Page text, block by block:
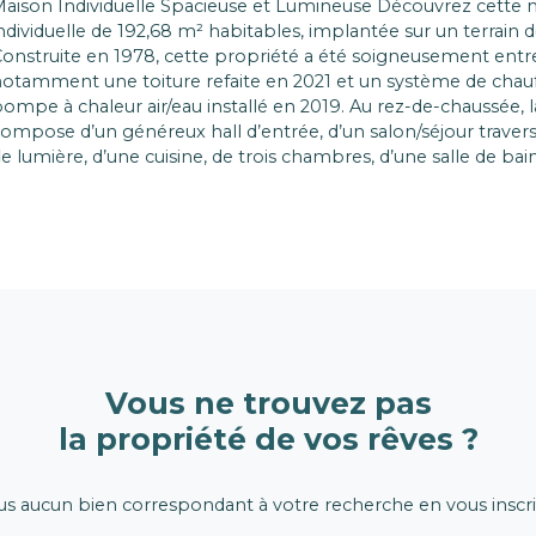
Individuelle Spacieuse et Lumineuse Découvrez cette
de 192,68 m² habitables, implantée sur un terrain
en 1978, cette propriété a été soigneusement
une toiture refaite en 2021 et un système de
à chaleur air/eau installé en 2019. Au rez-de-chaussée,
d’un généreux hall d’entrée, d’un salon/séjour
lumière, d’une cuisine, de trois chambres, d’une salle de
d’aménagement, cette maison pourra s’adapter à de
de vie. Bien que la structure soit saine et l’entretien suivi,
de modernisation ou d’aménagement pourront être envisagés
transports en commun… Je suis à votre
Vous ne trouvez pas
la propriété de vos rêves ?
aucun bien correspondant à votre recherche en vous